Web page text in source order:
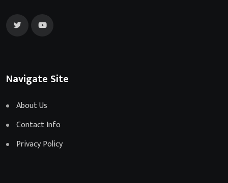
Navigate Site
About Us
Contact Info
Privacy Policy